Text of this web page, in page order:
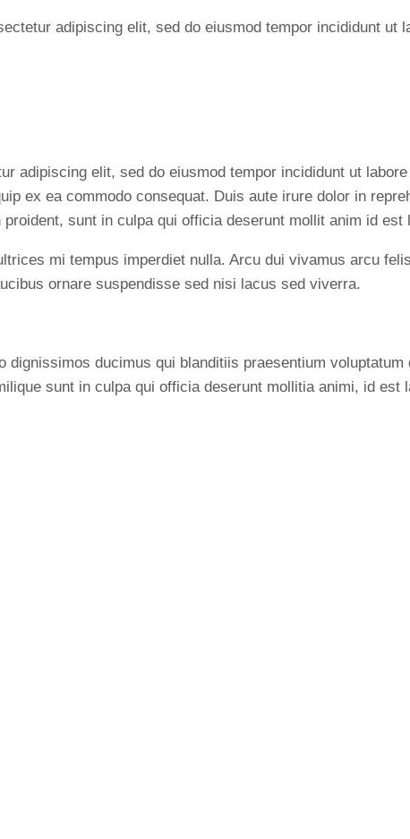
adipiscing elit, sed do eiusmod tempor incididunt ut
adipiscing elit, sed do eiusmod tempor incididunt ut
ex ea commodo consequat. Duis aute irure dolor in
sunt in culpa qui officia deserunt mollit anim id est
mi tempus imperdiet nulla. Arcu dui vivamus arcu
ornare suspendisse sed nisi lacus sed viverra.
dignissimos ducimus qui blanditiis praesentium
sunt in culpa qui officia deserunt mollitia animi, id est